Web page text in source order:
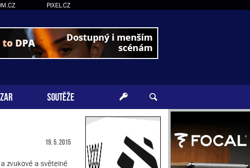
PIXEL.CZ
SOUTĚŽE
19. 5. 2015
zvukové a světelné